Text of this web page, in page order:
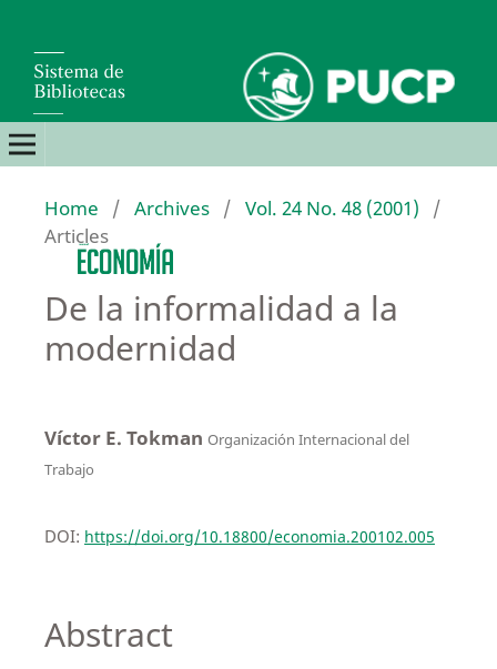
Home / Archives / Vol. 24 No. 48 (2001)
/
Articles
De la informalidad a la
modernidad
Víctor E. Tokman Organización Internacional del
Trabajo
DOI: https://doi.org/10.18800/economia.200102.005
Abstract